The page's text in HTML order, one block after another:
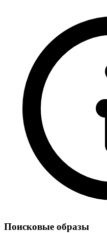
Поисковые образы